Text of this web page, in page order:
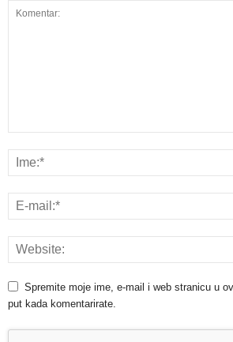
Spremite moje ime, e-mail i web stranicu u
put kada komentarirate.